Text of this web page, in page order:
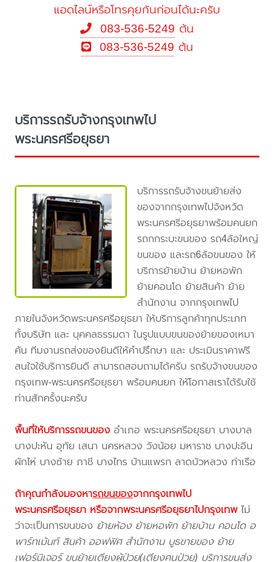
แอดไลน์หรือโทรคุยกันก่อนได้นะครับ
083-536-5249 ต้น
083-536-5249 ต้น
บริการรถรับจ้างกรุงเทพไป
พระนครศรีอยุธยา
บริการรถรับจ้างขนย้ายส่ง
ของจากกรุงเทพไปจังหวัด
พระนครศรีอยุธยาพร้อมคนยก
รถกกระบะขนของ รถ4ล้อใหญ่
ขนของ และรถ6ล้อขนของ ให้
บริการย้ายบ้าน ย้ายหอพัก
ย้ายคอนโด ย้ายสินค้า ย้าย
สำนักงาน จากกรุงเทพไป
ภายในจังหวัดพระนครศรีอยุธยา ให้บริการลูกค้าทุกประเภท
ทั้งบริษัท และ บุคคลธรรมดา ในรูปแบบขนของย้ายของเหมา
คัน ทีมงานรถส่งของยินดีให้คำปรึกษา และ ประเมินราคาฟรี
สนใจใช้บริการยินดี สามารถสอบถามได้ครับ รถรับจ้างขนของ
กรุงเทพ-พระนครศรีอยุธยา พร้อมคนยก ให้โอกาสเราได้รับใช้
ท่านสักครั้งนะครับ
พื้นที่ให้บริการรถขนของ อำเภอ พระนครศรีอยุธยา บางบาล
บางปะหัน อุทัย เสนา นครหลวง วังน้อย มหาราช บางปะอิน
ผักไห่ บางซ้าย ภาชี บางไทร บ้านแพรก ลาดบัวหลวง ท่าเรือ
ถ้าคุณกำลังมองหารถขนของจากกรุงเทพไป
พระนครศรีอยุธยา หรือจากพระนครศรีอยุธยาไปกรุงเทพไม่
ว่าจะเป็นการขนของ ย้ายห้อง ย้ายหอพัก ย้ายบ้าน คอนโด อ
พาร์ทเม้นท์ สินค้า ออฟฟิศ สำนักงาน บูธขายของ ย้าย
เฟอร์นิเจอร์ ขนย้ายเตียงผู้ป่วย(เตียงคนป่วย) บริการขนส่ง